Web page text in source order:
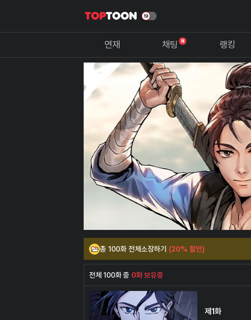
연재 채팅 N 랭킹
총 100화 전체소장하기 (20% 할인)
전체 100화 중 0화 보유중
제1화